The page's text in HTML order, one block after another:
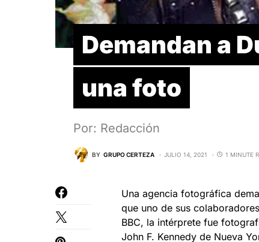
Demandan a
una foto
Por: Redacción
BY GRUPO CERTEZA JULIO 14, 2021 1 MINUTE
Una agencia fotográfica
que uno de sus
BBC, la intérprete fue
John F. Kennedy de Nueva